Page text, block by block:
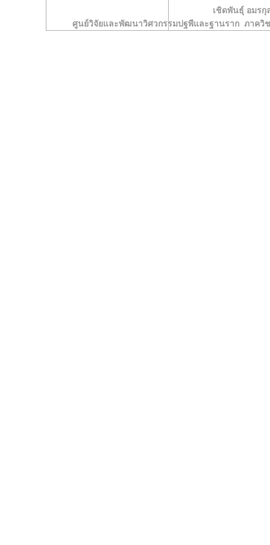
เชิดพันธุ์ อมร
ศูนย์วิจัยและพัฒนาวิศวกรรมปฐพีและฐานราก ภาค